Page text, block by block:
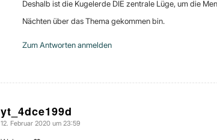
Deshalb ist die Kugelerde DIE zentrale Lüge, um die
Nächten über das Thema gekommen bin.
Zum Antworten anmelden
yt_4dce199d
sagte:
12. Februar 2020 um 23:59